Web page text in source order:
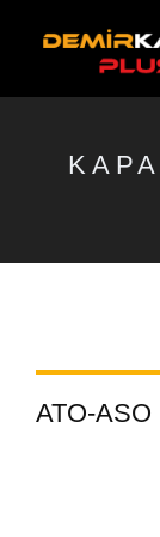
ATO-ASO